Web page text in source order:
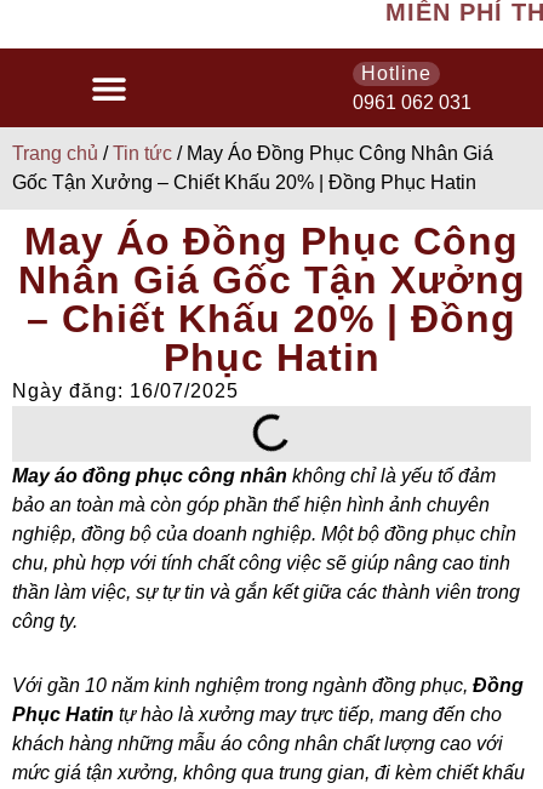
MIỄN PHÍ THIẾT
Hotline
0961 062 031
Trang chủ /Tin tức / May Áo Đồng Phục Công Nhân Giá
Gốc Tận Xưởng – Chiết Khấu 20% | Đồng Phục Hatin
May Áo Đồng Phục Công
Nhân Giá Gốc Tận Xưởng
– Chiết Khấu 20% | Đồng
Phục Hatin
Ngày đăng: 16/07/2025
May áo đồng phục công nhân không chỉ là yếu tố đảm
bảo an toàn mà còn góp phần thể hiện hình ảnh chuyên
nghiệp, đồng bộ của doanh nghiệp. Một bộ đồng phục chỉn
chu, phù hợp với tính chất công việc sẽ giúp nâng cao tinh
thần làm việc, sự tự tin và gắn kết giữa các thành viên trong
công ty.
Với gần 10 năm kinh nghiệm trong ngành đồng phục, Đồng
Phục Hatin tự hào là xưởng may trực tiếp, mang đến cho
khách hàng những mẫu áo công nhân chất lượng cao với
mức giá tận xưởng, không qua trung gian, đi kèm chiết khấu